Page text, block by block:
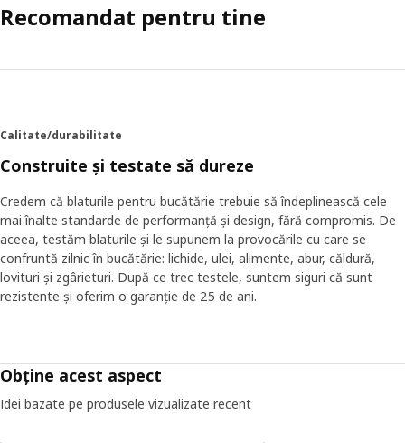
Recomandat pentru tine
Calitate/durabilitate
Construite și testate să dureze
Credem că blaturile pentru bucătărie trebuie să îndeplinească cele
mai înalte standarde de performanță și design, fără compromis. De
aceea, testăm blaturile și le supunem la provocările cu care se
confruntă zilnic în bucătărie: lichide, ulei, alimente, abur, căldură,
lovituri și zgârieturi. După ce trec testele, suntem siguri că sunt
rezistente și oferim o garanție de 25 de ani.
Obține acest aspect
Idei bazate pe produsele vizualizate recent